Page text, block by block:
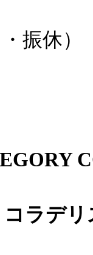
振休）
ラデリ